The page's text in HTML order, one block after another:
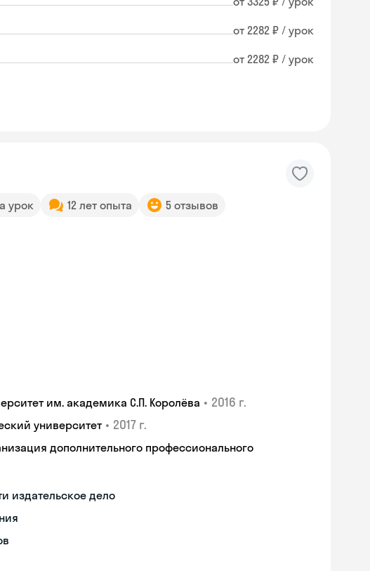
от 2282 ₽ / урок
от 2282 ₽ / урок
урок 12 лет опыта 5 отзывов
им. академика С.П. Королёва • 2016 г.
университет • 2017 г.
дополнительного профессионального
издательское дело